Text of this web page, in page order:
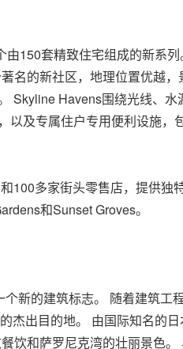
150套精致住宅组成的新系列
名的新社区，地理位置优越
Skyline Havens围绕光线、
及专属住户专用便利设施，
100多家街头零售店，提供独
和Sunset Groves。
个新的建筑标志。 随着建筑工
杰出目的地。 由国际知名的
和萨罗尼克湾的壮丽景色。